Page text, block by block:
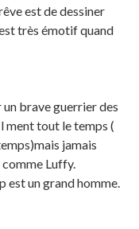
est de dessiner
très émotif quand
brave guerrier des
ment tout le temps (
jamais
Luffy.
est un grand homme.